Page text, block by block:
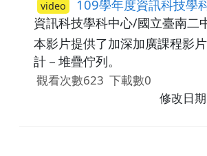
video 109學年度資訊科技學科中心加深加廣課程影片
資訊科技學科中心/國立臺南二
本影片提供了加深加廣課程影
計－堆疊佇列。
觀看次數623 下載數0
修改日